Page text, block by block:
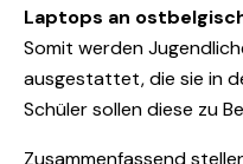
Laptops an
Somit werden
ausgestattet, die sie in
Schüler sollen diese zu
Zusammenfassend